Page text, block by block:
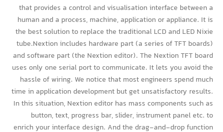
that provides a control and visualisation interface between a
human and a process, machine, application or appliance. It is
the best solution to replace the traditional LCD and LED Nixie
tube.Nextion includes hardware part (a series of TFT boards)
and software part (the Nextion editor). The Nextion TFT board
uses only one serial port to communicate. It lets you avoid the
hassle of wiring. We notice that most engineers spend much
time in application development but get unsatisfactory results.
In this situation, Nextion editor has mass components such as
button, text, progress bar, slider, instrument panel etc. to
enrich your interface design. And the drag-and-drop function